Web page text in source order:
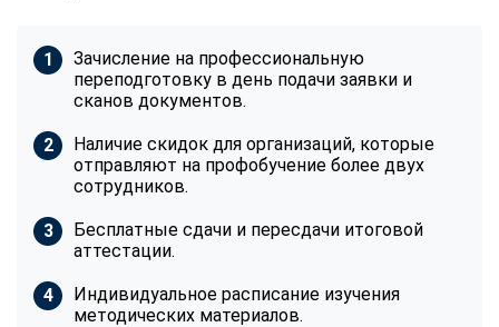
Зачисление на профессиональную
переподготовку в день подачи заявки и
сканов документов.
Наличие скидок для организаций, которые
отправляют на профобучение более двух
сотрудников.
Бесплатные сдачи и пересдачи итоговой
аттестации.
Индивидуальное расписание изучения
методических материалов.